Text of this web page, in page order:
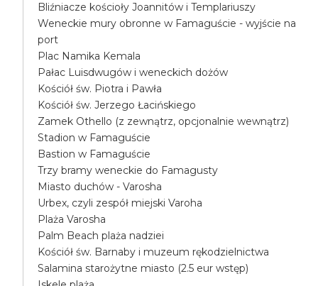
Bliźniacze kościoły Joannitów i Templariuszy
Weneckie mury obronne w Famaguście - wyjście na
port
Plac Namika Kemala
Pałac Luisdwugów i weneckich dożów
Kościół św. Piotra i Pawła
Kościół św. Jerzego Łacińskiego
Zamek Othello (z zewnątrz, opcjonalnie wewnątrz)
Stadion w Famaguście
Bastion w Famaguście
Trzy bramy weneckie do Famagusty
Miasto duchów - Varosha
Urbex, czyli zespół miejski Varoha
Plaża Varosha
Palm Beach plaża nadziei
Kościół św. Barnaby i muzeum rękodzielnictwa
Salamina starożytne miasto (2.5 eur wstęp)